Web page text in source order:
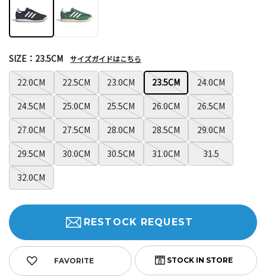
22.0CM 22.5CM 23.0CM 23.5CM
24.0CM
24.5CM
25.0CM 25.5CM 26.0CM
26.5CM
27.0CM
27.5CM 28.0CM 28.5CM
29.0CM
29.5CM
30.0CM 30.5CM 31.0CM
31.5
32.0CM
SIZE：23.5CM サイズガイドはこちら
FAVORITE
RESTOCK REQUEST